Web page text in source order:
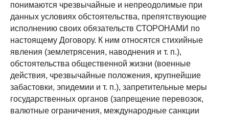
понимаются чрезвычайные и непреодолимые при
данных условиях обстоятельства, препятствующие
исполнению своих обязательств СТОРОНАМИ по
настоящему Договору. К ним относятся стихийные
явления (землетрясения, наводнения и т. п.),
обстоятельства общественной жизни (военные
действия, чрезвычайные положения, крупнейшие
забастовки, эпидемии и т. п.), запретительные меры
государственных органов (запрещение перевозок,
валютные ограничения, международные санкции